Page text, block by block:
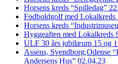
Horsens kreds “Spilledag”
Fodboldgolf med
Horsens kreds
Hyggeaften med Lokalkreds
ULF 30 års jubilæum 15 og
Assens, Svendborg,Odense
Andersens Hus” 02.04.23